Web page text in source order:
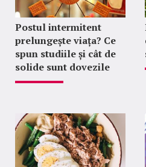
Postul intermitent
prelungește viața? Ce
spun studiile și cât de
solide sunt dovezile